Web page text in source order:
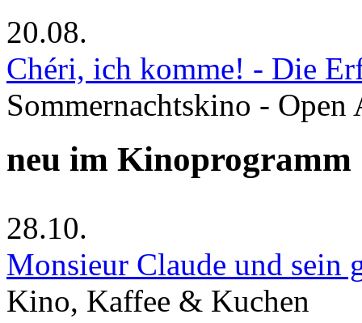
20.08.
Chéri, ich komme! - Die
Sommernachtskino - Open
neu im Kinoprogramm
28.10.
Monsieur Claude und sein
Kino, Kaffee & Kuchen